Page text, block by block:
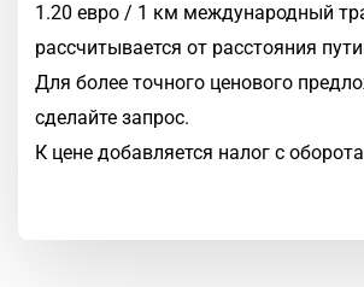
1.20 евро / 1 км международный
рассчитывается от расстояния
Для более точного ценового
сделайте запрос.
К цене добавляется налог с